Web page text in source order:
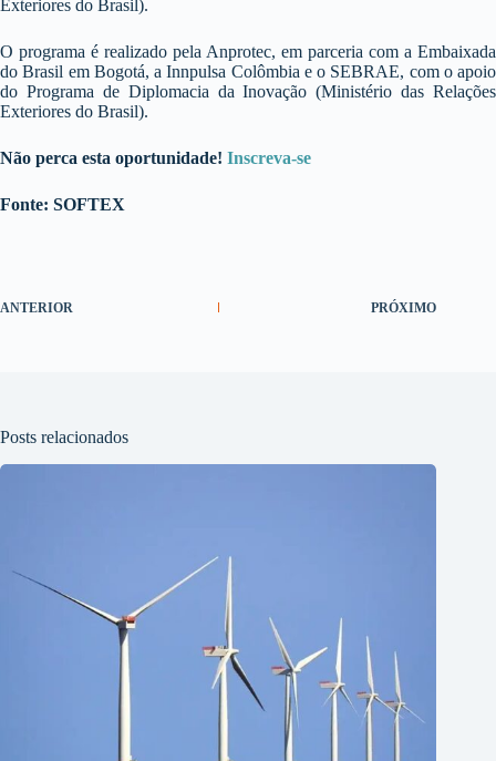
Exteriores do Brasil).
O programa é realizado pela Anprotec, em parceria com a Embaixada
do Brasil em Bogotá, a Innpulsa Colômbia e o SEBRAE, com o apoio
do Programa de Diplomacia da Inovação (Ministério das Relações
Exteriores do Brasil).
Não perca esta oportunidade! Inscreva-se
Fonte: SOFTEX
ANTERIOR PRÓXIMO
Posts relacionados